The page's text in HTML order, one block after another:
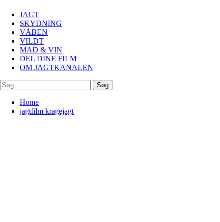
JAGT
SKYDNING
VÅBEN
VILDT
MAD & VIN
DEL DINE FILM
OM JAGTKANALEN
Søg
efter:
Home
jagtfilm kragejagt